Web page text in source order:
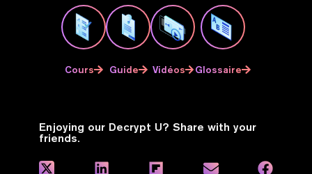
avec les origines de l'IA, la signification réelle
des termes tels que "apprentissage
automatique" et "traitement du langage
naturel", ainsi que les implications de
l'innovation littéralement révolutionnaire qu'est
Cours Guide Vidéos Glossaire
Enjoying our Decrypt U? Share with your
friends.